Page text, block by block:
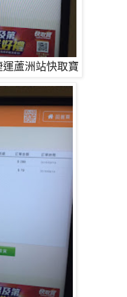
蘆洲站快取寶